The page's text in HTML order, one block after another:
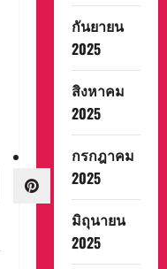
กันยายน
2025
สิงหาคม
2025
กรกฎาคม
2025
มิถุนายน
2025